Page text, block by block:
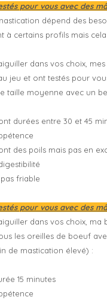
pour vous avec des
dépend des
à certains profils mais
dans vos choix,
jeu et ont testés pour
taille moyenne avec un
durées entre 30 et 45
des poils mais pas en
friable
pour vous avec des
dans vos choix, ma
les oreilles de boeuf
de mastication élevé) :
15 minutes